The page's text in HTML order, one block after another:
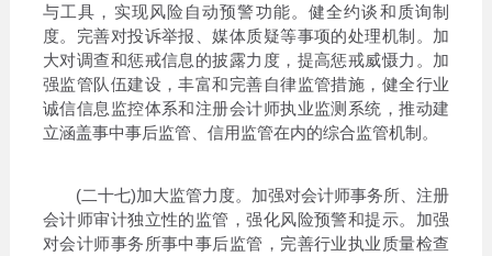
与工具，实现风险自动预警功能。健全约谈和质询制
度。完善对投诉举报、媒体质疑等事项的处理机制。加
大对调查和惩戒信息的披露力度，提高惩戒威慑力。加
强监管队伍建设，丰富和完善自律监管措施，健全行业
诚信信息监控体系和注册会计师执业监测系统，推动建
立涵盖事中事后监管、信用监管在内的综合监管机制。
(二十七)加大监管力度。加强对会计师事务所、注册
会计师审计独立性的监管，强化风险预警和提示。加强
对会计师事务所事中事后监管，完善行业执业质量检查